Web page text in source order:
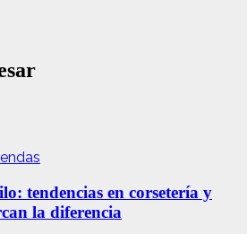
tendencias en corsetería y
la diferencia